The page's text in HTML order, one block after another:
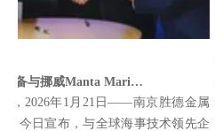
官宣 | 胜德装备与挪威Manta Marine Technologies达成战略合作，引进成熟EGCS技术赋能绿色航运
，2026年1月21日——南京胜德金属
今日宣布，与全球海事技术领先企